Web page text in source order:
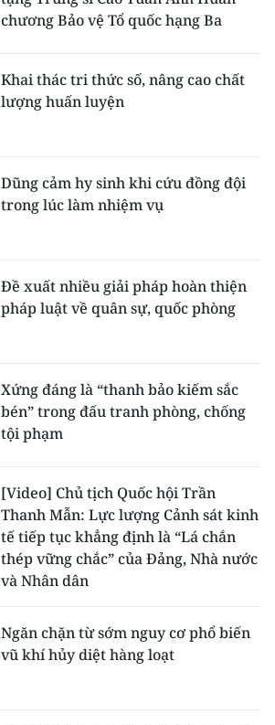
chương Bảo vệ Tổ quốc hạng Ba
Khai thác tri thức số, nâng cao chất
lượng huấn luyện
Dũng cảm hy sinh khi cứu đồng đội
trong lúc làm nhiệm vụ
Đề xuất nhiều giải pháp hoàn thiện
pháp luật về quân sự, quốc phòng
Xứng đáng là “thanh bảo kiếm sắc
bén” trong đấu tranh phòng, chống
tội phạm
[Video] Chủ tịch Quốc hội Trần
Thanh Mẫn: Lực lượng Cảnh sát kinh
tế tiếp tục khẳng định là “Lá chắn
thép vững chắc” của Đảng, Nhà nước
và Nhân dân
Ngăn chặn từ sớm nguy cơ phổ biến
vũ khí hủy diệt hàng loạt